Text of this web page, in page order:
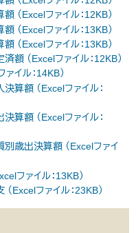
Excelファイル：12KB）
Excelファイル：13KB）
Excelファイル：13KB）
（Excelファイル：12KB）
イル：14KB）
額 （Excelファイル：
額 （Excelファイル：
歳出決算額 （Excelファイ
ファイル：13KB）
ファイル：23KB）